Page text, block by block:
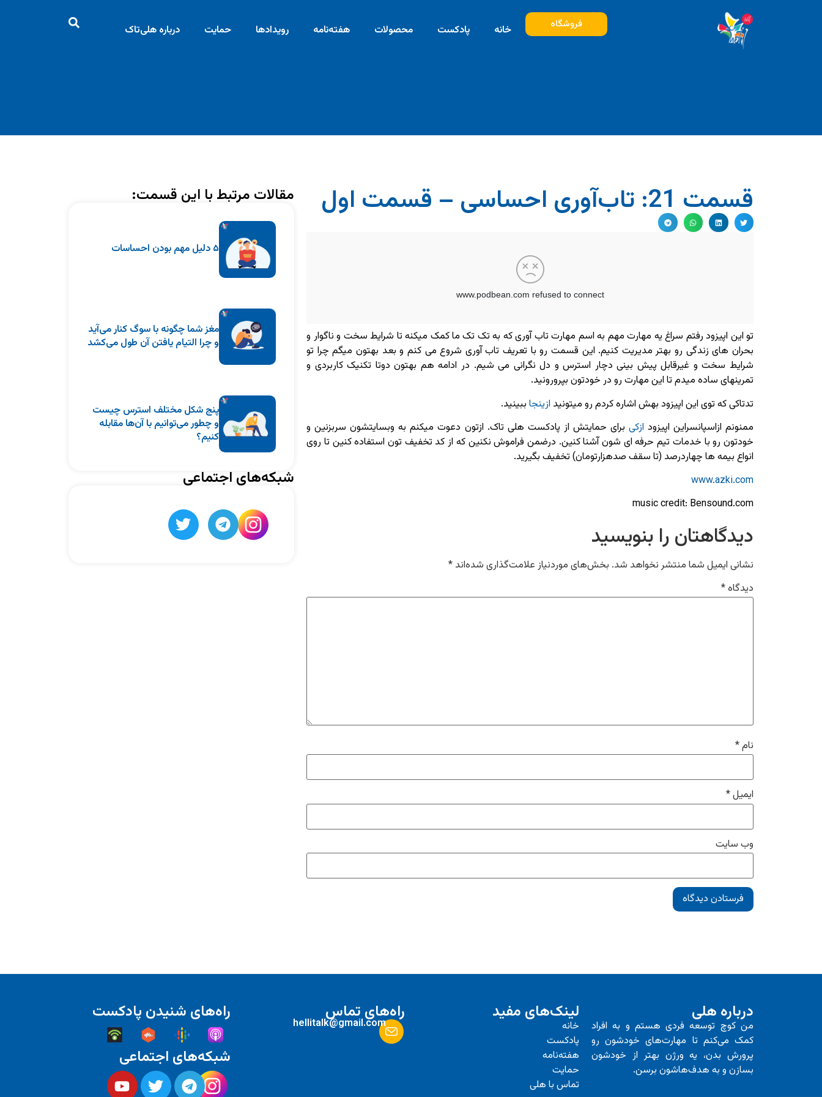
فروشگاه خانه پادکست محصولات هفته‌نامه رویدادها حمایت درباره هلی‌تاک
قسمت 21: تاب‌آوری احساسی – قسمت اول
تو این اپیزود رفتم سراغ یه مهارت مهم به اسم مهارت تاب آوری که به تک تک ما کمک میکنه تا شرایط سخت و ناگوار و
بحران های زندگی رو بهتر مدیریت کنیم. این قسمت رو با تعریف تاب آوری شروع می کنم و بعد بهتون میگم چرا تو
شرایط سخت و غیرقابل پیش بینی دچار استرس و دل نگرانی می شیم. در ادامه هم بهتون دوتا تکنیک کاربردی و
تمرینهای ساده میدم تا این مهارت رو در خودتون بپرورونید.
تدتاکی که توی این اپیزود بهش اشاره کردم رو میتونید ازینجا ببینید.
ممنونم ازاسپانسراین اپیزود ازکی برای حمایتش از پادکست هلی تاک. ازتون دعوت میکنم به وبسایتشون سربزنین و
خودتون رو با خدمات تیم حرفه ای شون آشنا کنین. درضمن فراموش نکنین که از کد تخفیف تون استفاده کنین تا روی
انواع بیمه ها چهاردرصد (تا سقف صدهزارتومان) تخفیف بگیرید.
www.azki.com
music credit: Bensound.com
دیدگاهتان را بنویسید
نشانی ایمیل شما منتشر نخواهد شد. بخش‌های موردنیاز علامت‌گذاری شده‌اند *
دیدگاه*
نام*
ایمیل*
وب‌ سایت
مقالات مرتبط با این قسمت:
۵ دلیل مهم بودن احساسات
مغز شما چگونه با سوگ کنار می‌آید
و چرا التیام یافتن آن طول می‌کشد
پنج شکل مختلف استرس چیست
و چطور می‌توانیم با آن‌ها مقابله
کنیم؟
شبکه‌های اجتماعی
درباره هلی
من کوچ توسعه فردی هستم و به افراد
کمک می‌کنم تا مهارت‌های خودشون رو
پرورش بدن، یه ورژن بهتر از خودشون
بسازن و به هدف‌هاشون برسن.
لینک‌های مفید
خانه
پادکست
هفته‌نامه
حمایت
تماس با هلی
راه‌های تماس
hellitalk@gmail.com
راه‌های شنیدن پادکست
شبکه‌های اجتماعی